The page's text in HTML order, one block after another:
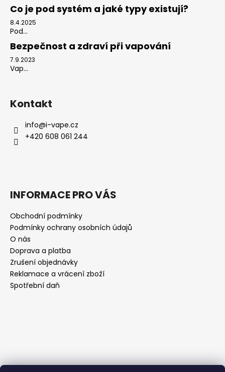
Co je pod systém a jaké typy existují?
8.4.2025
Pod...
Bezpečnost a zdraví při vapování
7.9.2023
Vap...
Kontakt
info@i-vape.cz
+420 608 061 244
INFORMACE PRO VÁS
Obchodní podmínky
Podmínky ochrany osobních údajů
O nás
Doprava a platba
Zrušení objednávky
Reklamace a vrácení zboží
Spotřební daň